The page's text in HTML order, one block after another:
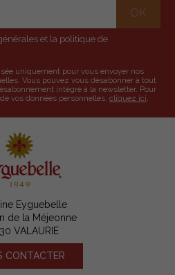
et la politique de
uniquement pour vous envoyer nos
Vous pouvez vous désabonner à tout
intégré à la newsletter. Pour
vos données personnelles, cliquez ici.
Eyguebelle
de la Méjeonne
VALAURIE
CONTACTER